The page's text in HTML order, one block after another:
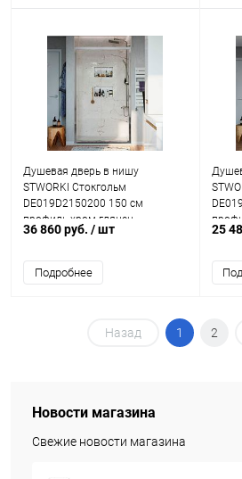
Душевая дверь в нишу
STWORKI Стокгольм
DE019D2150200 150 см
профиль хром глянец
36 860 руб. / шт
Подробнее
25
Назад 1 2
Новости магазина
Свежие новости магазина